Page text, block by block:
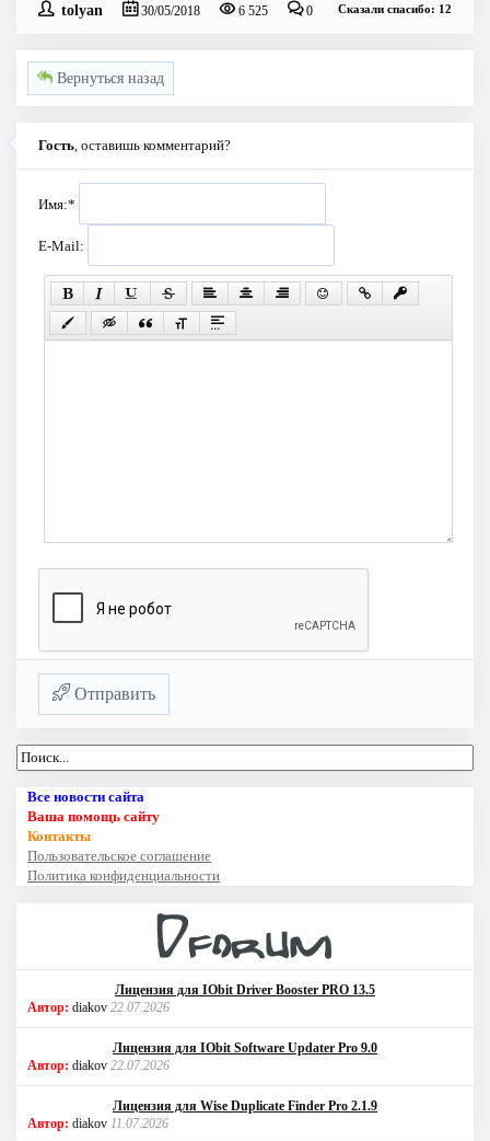
tolyan 30/05/2018 6 525 0 Сказали спасибо: 12
Вернуться назад
Гость , оставишь комментарий?
Имя:*
E-Mail:
Отправить
Все новости сайта
Ваша помощь сайту
Контакты
Пользовательское соглашение
Политика конфиденциальности
Лицензия для IObit Driver Booster PRO 13.5
Автор: diakov 22.07.2026
Лицензия для IObit Software Updater Pro 9.0
Автор: diakov 22.07.2026
Лицензия для Wise Duplicate Finder Pro 2.1.9
Автор: diakov 11.07.2026